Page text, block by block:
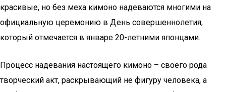
красивые, но без меха кимоно надеваются многими на
официальную церемонию в День совершеннолетия,
который отмечается в январе 20-летними японцами.
Процесс надевания настоящего кимоно – своего рода
творческий акт, раскрывающий не фигуру человека, а